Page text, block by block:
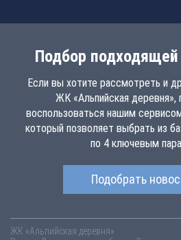
Подбор подходящей
Если вы хотите рассмотреть и
ЖК «Альпийская деревня»,
воспользоваться нашим
который позволяет выбрать из
по 4 ключевым
Подобрать
ЖК «Альпийская деревня»